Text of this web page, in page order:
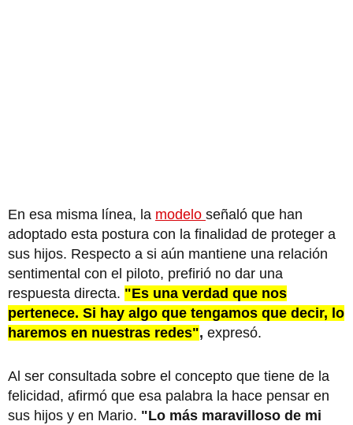
En esa misma línea, la modelo señaló que han
adoptado esta postura con la finalidad de proteger a
sus hijos. Respecto a si aún mantiene una relación
sentimental con el piloto, prefirió no dar una
respuesta directa. "Es una verdad que nos
pertenece. Si hay algo que tengamos que decir, lo
haremos en nuestras redes", expresó.
Al ser consultada sobre el concepto que tiene de la
felicidad, afirmó que esa palabra la hace pensar en
sus hijos y en Mario. "Lo más maravilloso de mi